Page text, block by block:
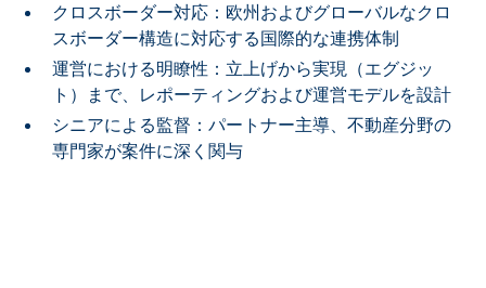
クロスボーダー対応：欧州およびグローバルなクロ
スボーダー構造に対応する国際的な連携体制
運営における明瞭性：立上げから実現（エグジッ
ト）まで、レポーティングおよび運営モデルを設計
シニアによる監督：パートナー主導、不動産分野の
専門家が案件に深く関与